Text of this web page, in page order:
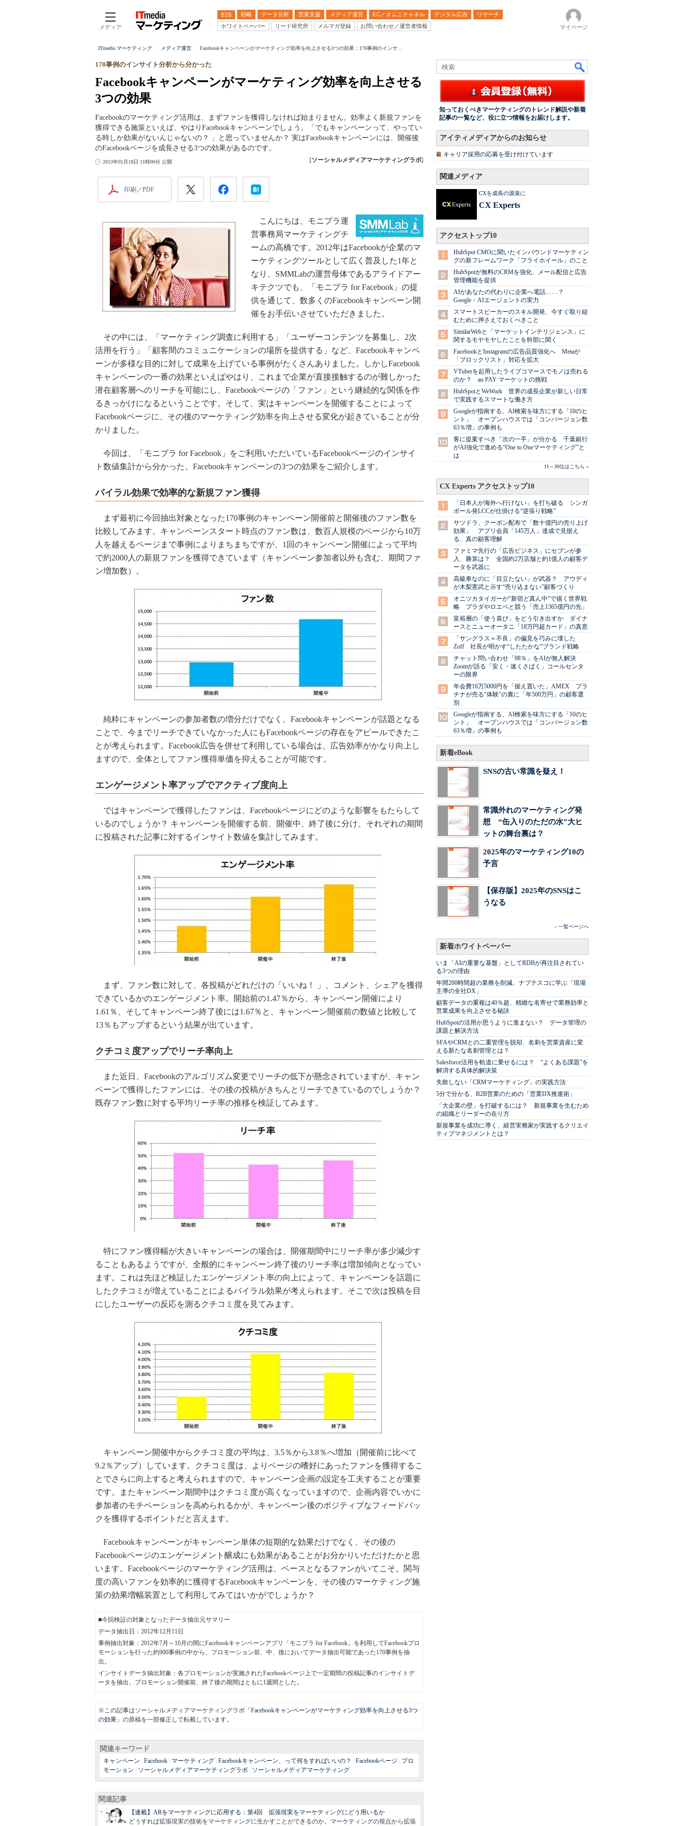
メディア
B2B 戦略 データ分析 営業支援 メディア運営 EC／オムニチャネル デジタル広告
リサーチ
ホワイトペーパー
リード研究所 メルマガ登録 お問い合わせ／運営者情報 マイページ
ITmedia マーケティング メディア運営 Facebookキャンペーンがマーケティング効率を向上させる3つの効果：170事例のインサ...
Facebookキャンペーンがマーケティング効率を向上させる
3つの効果
170事例のインサイト分析から分かった
Facebookのマーケティング活用は、まずファンを獲得しなければ始まりません。効率よく新規ファンを
獲得できる施策といえば、やはりFacebookキャンペーンでしょう。「でもキャンペーンって、やってい
る時しか効果がないんじゃないの？ 」と思っていませんか？ 実はFacebookキャンペーンには、開催後
のFacebookページを成長させる3つの効果があるのです。
2013年01月18日 11時00分 公開 [ソーシャルメディアマーケティングラボ]
印刷／PDF
こんにちは、モニプラ運
営事務局マーケティングチ
ームの高橋です。2012年はFacebookが企業のマ
ーケティングツールとして広く普及した1年と
なり、SMMLabの運営母体であるアライドアー
キテクツでも、「モニプラ for Facebook」の提
供を通じて、数多くのFacebookキャンペーン開
催をお手伝いさせていただきました。
その中には、「マーケティング調査に利用する」「ユーザーコンテンツを募集し、2次
活用を行う」「顧客間のコミュニケーションの場所を提供する」など、Facebookキャンペ
ーンが多様な目的に対して成果を上げている事例がたくさんありました。しかしFacebook
キャンペーンの一番の効果といえばやはり、これまで企業が直接接触するのが難しかった
潜在顧客層へのリーチを可能にし、Facebookページの「ファン」という継続的な関係を作
るきっかけになるということです。そして、実はキャンペーンを開催することによって
Facebookページに、その後のマーケティング効率を向上させる変化が起きていることが分
かりました。
今回は、「モニプラ for Facebook」をご利用いただいているFacebookページのインサイ
ト数値集計から分かった、Facebookキャンペーンの3つの効果をご紹介します。
バイラル効果で効率的な新規ファン獲得
まず最初に今回抽出対象となった170事例のキャンペーン開催前と開催後のファン数を
比較してみます。キャンペーンスタート時点のファン数は、数百人規模のページから10万
人を越えるページまで事例によりまちまちですが、1回のキャンペーン開催によって平均
で約2000人の新規ファンを獲得できています（キャンペーン参加者以外も含む、期間ファ
ン増加数）。
純粋にキャンペーンの参加者数の増分だけでなく、Facebookキャンペーンが話題となる
ことで、今までリーチできていなかった人にもFacebookページの存在をアピールできたこ
とが考えられます。Facebook広告を併せて利用している場合は、広告効率がかなり向上し
ますので、全体としてファン獲得単価を抑えることが可能です。
エンゲージメント率アップでアクティブ度向上
ではキャンペーンで獲得したファンは、Facebookページにどのような影響をもたらして
いるのでしょうか？ キャンペーンを開催する前、開催中、終了後に分け、それぞれの期間
に投稿された記事に対するインサイト数値を集計してみます。
まず、ファン数に対して、各投稿がどれだけの「いいね！ 」、コメント、シェアを獲得
できているかのエンゲージメント率。開始前の1.47％から、キャンペーン開催により
1.61％、そしてキャンペーン終了後には1.67％と、キャンペーン開催前の数値と比較して
13％もアップするという結果が出ています。
クチコミ度アップでリーチ率向上
また近日、Facebookのアルゴリズム変更でリーチの低下が懸念されていますが、キャン
ペーンで獲得したファンには、その後の投稿がきちんとリーチできているのでしょうか？
既存ファン数に対する平均リーチ率の推移を検証してみます。
特にファン獲得幅が大きいキャンペーンの場合は、開催期間中にリーチ率が多少減少す
ることもあるようですが、全般的にキャンペーン終了後のリーチ率は増加傾向となってい
ます。これは先ほど検証したエンゲージメント率の向上によって、キャンペーンを話題に
したクチコミが増えていることによるバイラル効果が考えられます。そこで次は投稿を目
にしたユーザーの反応を測るクチコミ度を見てみます。
キャンペーン開催中からクチコミ度の平均は、3.5％から3.8％へ増加（開催前に比べて
9.2％アップ）しています。クチコミ度は、よりページの嗜好にあったファンを獲得するこ
とでさらに向上すると考えられますので、キャンペーン企画の設定を工夫することが重要
です。またキャンペーン期間中はクチコミ度が高くなっていますので、企画内容でいかに
参加者のモチベーションを高められるかが、キャンペーン後のポジティブなフィードバッ
クを獲得するポイントだと言えます。
Facebookキャンペーンがキャンペーン単体の短期的な効果だけでなく、その後の
Facebookページのエンゲージメント醸成にも効果があることがお分かりいただけたかと思
います。Facebookページのマーケティング活用は、ベースとなるファンがいてこそ。関与
度の高いファンを効率的に獲得するFacebookキャンペーンを、その後のマーケティング施
策の効果増幅装置として利用してみてはいかがでしょうか？
■今回検証の対象となったデータ抽出元サマリー
データ抽出日：2012年12月11日
事例抽出対象：2012年7月～10月の間にFacebookキャンペーンアプリ「モニプラ for Facebook」を利用してFacebookプロ
モーションを行った約900事例の中から、プロモーション前、中、後においてデータ抽出可能であった170事例を抽
出。
インサイトデータ抽出対象：各プロモーションが実施されたFacebookページ上で一定期間の投稿記事のインサイトデ
ータを抽出。プロモーション開催前、終了後の期間はともに1週間とした。
※この記事はソーシャルメディアマーケティングラボ 「Facebookキャンペーンがマーケティング効率を向上させる3つ
の効果」 の原稿を一部修正して転載しています。
関連キーワード
キャンペーン Facebook マーケティング Facebookキャンペーン、って何をすればいいの？ Facebookページ
プロ
モーション
ソーシャルメディアマーケティングラボ ソーシャルメディアマーケティング
関連記事
【連載】ARをマーケティングに応用する：第4回 拡張現実をマーケティングにどう用いるか
どうすれば拡張現実の技術をマーケティングに生かすことができるのか。マーケティングの視点から拡張
知っておくべきマーケティングのトレンド解説や新着
記事の一覧など、役に立つ情報をお届けします。
アイティメディアからのお知らせ
キャリア採用の応募を受け付けています
関連メディア
CXを成長の源泉に
CX Experts
アクセストップ10
HubSpot CMOに聞いたインバウンドマーケティン
グの新フレームワーク「フライホイール」のこと
HubSpotが無料のCRMを強化、メール配信と広告
管理機能を提供
AIがあなたの代わりに企業へ電話……？
Google・AIエージェントの実力
スマートスピーカーのスキル開発、今すぐ取り組
むために押さえておくべきこと
SimilarWebと「マーケットインテリジェンス」に
関するモヤモヤしたことを幹部に聞く
FacebookとInstagramの広告品質強化へ Metaが
「ブロックリスト」対応を拡大
VTuberを起用したライブコマースでモノは売れる
のか？ au PAY マーケットの挑戦
HubSpotとWeWork 世界の成長企業が新しい日常
で実践するスマートな働き方
Googleが指南する、AI検索を味方にする「10のヒ
ント」 オープンハウスでは「コンバージョン数
63％増」の事例も
客に提案すべき「次の一手」が分かる 千葉銀行
がAI強化で進める“One to Oneマーケティング”と
は
11～30位はこちら »
CX Experts アクセストップ10
「日本人が海外へ行けない」を打ち破る シンガ
ポール発LCCが仕掛ける“逆張り戦略”
サツドラ、クーポン配布で「数十億円の売り上げ
効果」 アプリ会員「145万人」達成で見据え
る、真の顧客理解
ファミマ先行の「広告ビジネス」にセブンが参
入、勝算は？ 全国約2万店舗と約1億人の顧客デ
ータを武器に
高級車なのに「目立たない」が武器？ アウディ
が木梨憲武と示す“売り込まない”顧客づくり
オニツカタイガーが“新宿ど真ん中”で描く世界戦
略 プラダやロエベと競う「売上1365億円の先」
富裕層の「使う喜び」をどう引き出すか ダイナ
ースとニューオータニ「18万円超カード」の真意
「サングラス＝不良」の偏見を巧みに壊した
Zoff 社長が明かす“したたかな”ブランド戦略
チャット問い合わせ「98％」をAIが無人解決
Zoomが語る「安く・速くさばく」コールセンタ
ーの限界
年会費16万5000円を「据え置いた」AMEX プラ
チナが売る"体験"の裏に「年500万円」の顧客選
別
Googleが指南する、AI検索を味方にする「10のヒ
ント」 オープンハウスでは「コンバージョン数
63％増」の事例も
新着eBook
SNSの古い常識を疑え！
常識外れのマーケティング発
想 “缶入りのただの水”大ヒ
ットの舞台裏は？
2025年のマーケティング10の
予言
【保存版】2025年のSNSはこ
うなる
» 一覧ページへ
新着ホワイトペーパー
いま「AIの重要な基盤」としてRDBが再注目されてい
る3つの理由
年間200時間超の業務を削減、ナブテスコに学ぶ「現場
主導の全社DX」
顧客データの重複は40％超、精緻な名寄せで業務効率と
営業成果を向上させる秘訣
HubSpotの活用が思うように進まない？ データ管理の
課題と解決方法
SFAやCRMとの二重管理を脱却、名刺を営業資産に変
える新たな名刺管理とは？
Salesforce活用を軌道に乗せるには？ “よくある課題”を
解消する具体的解決策
失敗しない「CRMマーケティング」の実践方法
5分で分かる、B2B営業のための「営業DX推進術」
「大企業の壁」を打破するには？ 新規事業を生むため
の組織とリーダーの在り方
新規事業を成功に導く、経営実務家が実践するクリエイ
ティブマネジメントとは？